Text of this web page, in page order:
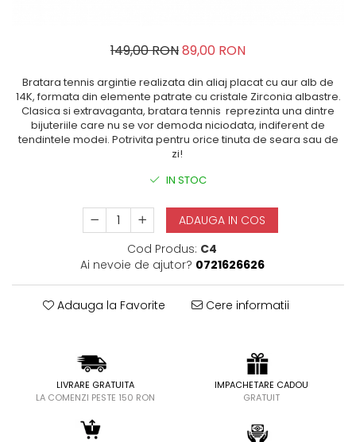
149,00 RON89,00 RON
Bratara tennis argintie realizata din aliaj placat cu aur alb de
14K, formata din elemente patrate cu cristale Zirconia albastre.
Clasica si extravaganta, bratara tennis reprezinta una dintre
bijuteriile care nu se vor demoda niciodata, indiferent de
tendintele modei. Potrivita pentru orice tinuta de seara sau de
zi!
IN STOC
ADAUGA IN COS
Cod Produs: C4
Ai nevoie de ajutor? 0721626626
Adauga la Favorite Cere informatii
LIVRARE GRATUITA
LA COMENZI PESTE 150 RON
IMPACHETARE CADOU
GRATUIT